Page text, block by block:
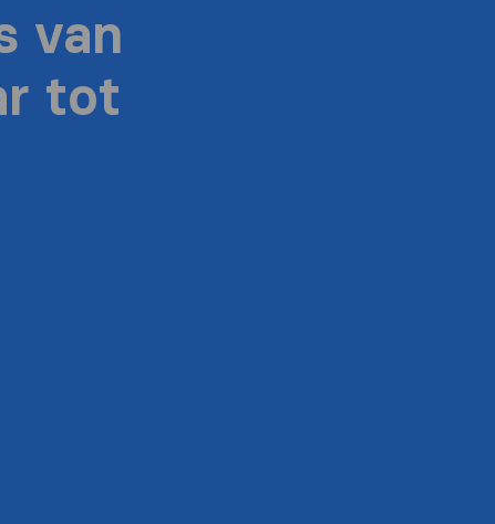
van
tot